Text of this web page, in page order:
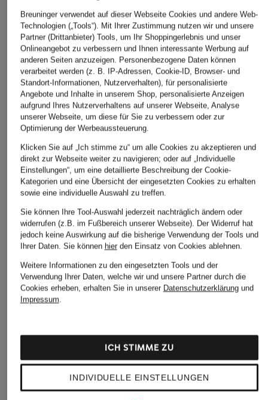
SCHIESSER
T-Shirt-BH MICRO
49,95 €
Passionata
Schalen-BH
BROOKLYN
MARIE JO
Schalen-BH AZELIE
Breuninger verwendet auf dieser Webseite Cookies und andere Web-
Technologien („Tools“). Mit Ihrer Zustimmung nutzen wir und unsere
Partner (Drittanbieter) Tools, um Ihr Shoppingerlebnis und unser
Onlineangebot zu verbessern und Ihnen interessante Werbung auf
anderen Seiten anzuzeigen. Personenbezogene Daten können
verarbeitet werden (z. B. IP-Adressen, Cookie-ID, Browser- und
Standort-Informationen, Nutzerverhalten), für personalisierte
Angebote und Inhalte in unserem Shop, personalisierte Anzeigen
aufgrund Ihres Nutzerverhaltens auf unserer Webseite, Analyse
unserer Webseite, um diese für Sie zu verbessern oder zur
Optimierung der Werbeaussteuerung.
Klicken Sie auf „Ich stimme zu“ um alle Cookies zu akzeptieren und
direkt zur Webseite weiter zu navigieren; oder auf „Individuelle
Einstellungen“, um eine detaillierte Beschreibung der Cookie-
Kategorien und eine Übersicht der eingesetzten Cookies zu erhalten
sowie eine individuelle Auswahl zu treffen.
Sie können Ihre Tool-Auswahl jederzeit nachträglich ändern oder
widerrufen (z.B. im Fußbereich unserer Webseite). Der Widerruf hat
jedoch keine Auswirkung auf die bisherige Verwendung der Tools und
Ihrer Daten. Sie können hierden Einsatz von Cookies ablehnen.
Weitere Informationen zu den eingesetzten Tools und der
Verwendung Ihrer Daten, welche wir und unsere Partner durch die
Cookies erheben, erhalten Sie in unserer Datenschutzerklärungund
Impressum.
INDIVIDUELLE EINSTELLUNGEN
ICH STIMME ZU